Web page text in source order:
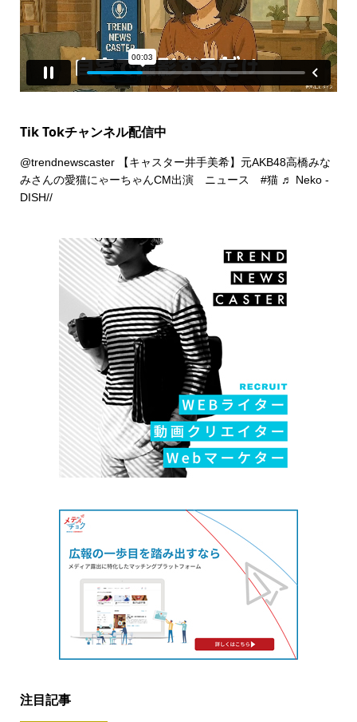
Tik Tokチャンネル配信中
@trendnewscaster【キャスター井手美希】元AKB48高橋みな
みさんの愛猫にゃーちゃんCM出演 ニュース #猫 ♬ Neko -
DISH//
注目記事